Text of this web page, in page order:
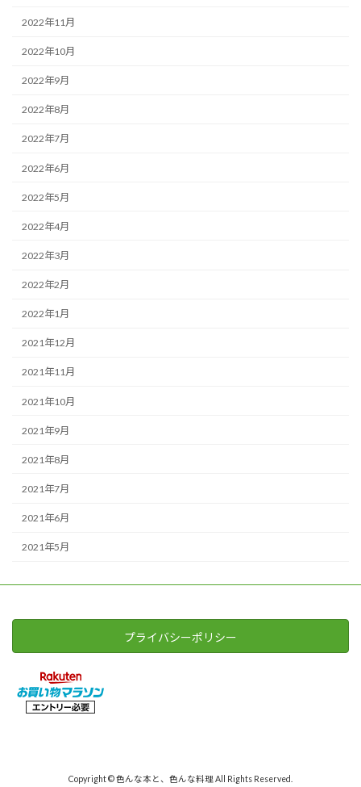
2022年11月
2022年10月
2022年9月
2022年8月
2022年7月
2022年6月
2022年5月
2022年4月
2022年3月
2022年2月
2022年1月
2021年12月
2021年11月
2021年10月
2021年9月
2021年8月
2021年7月
2021年6月
2021年5月
プライバシーポリシー
Copyright © 色んな本と、色んな料理 All Rights Reserved.